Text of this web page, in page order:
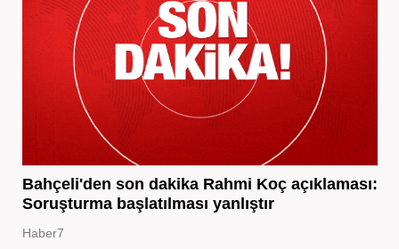
Bahçeli'den son dakika Rahmi Koç açıklaması:
Soruşturma başlatılması yanlıştır
Haber7